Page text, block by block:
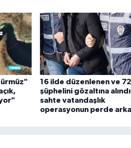
16 ilde düzenlenen ve 72
şüphelini gözaltına
sahte vatandaşlık
operasyonun perde